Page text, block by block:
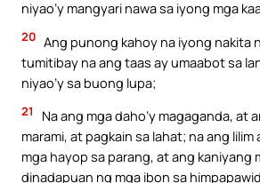
niyao’y mangyari nawa sa iyong mga
20 Ang punong kahoy na iyong nakita
tumitibay na ang taas ay umaabot sa
niyao’y sa buong lupa;
21
Na ang mga daho’y magaganda, at
marami, at pagkain sa lahat; na ang
mga hayop sa parang, at ang kaniyang
dinadapuan ng mga ibon sa